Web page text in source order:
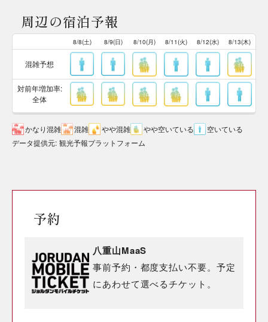
周辺の宿泊予報
8/8(土) 8/9(日) 8/10(月) 8/11(火) 8/12(水) 8/13(木)
混雑予想
対前年増加率:
全体
かなり混雑 混雑 やや混雑 やや空いている
空いている
データ提供元: 観光予報プラットフォーム
予約
八重山MaaS
事前予約・都度支払い不要。予定
にあわせて選べるチケット。